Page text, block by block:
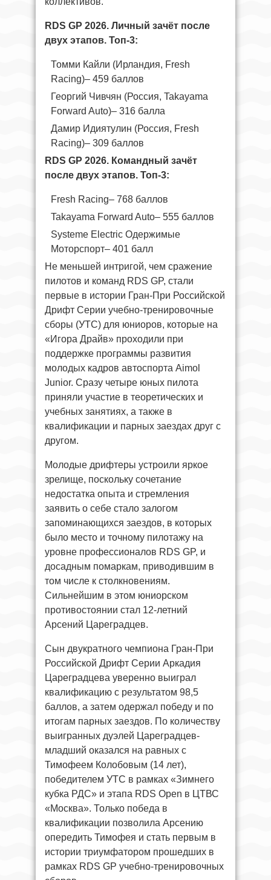
RDS GP 2026. Личный зачёт после
двух этапов. Топ-3:
Томми Кайли (Ирландия, Fresh
Racing)– 459 баллов
Георгий Чивчян (Россия, Takayama
Forward Auto)– 316 балла
Дамир Идиятулин (Россия, Fresh
Racing)– 309 баллов
RDS GP 2026. Командный зачёт
после двух этапов. Топ-3:
Fresh Racing– 768 баллов
Takayama Forward Auto– 555 баллов
Systeme Electric Одержимые
Моторспорт– 401 балл
Не меньшей интригой, чем сражение
пилотов и команд RDS GP, стали
первые в истории Гран-При Российской
Дрифт Серии учебно-тренировочные
сборы (УТС) для юниоров, которые на
«Игора Драйв» проходили при
поддержке программы развития
молодых кадров автоспорта Aimol
Junior. Сразу четыре юных пилота
приняли участие в теоретических и
учебных занятиях, а также в
квалификации и парных заездах друг с
другом.
Молодые дрифтеры устроили яркое
зрелище, поскольку сочетание
недостатка опыта и стремления
заявить о себе стало залогом
запоминающихся заездов, в которых
было место и точному пилотажу на
уровне профессионалов RDS GP, и
досадным помаркам, приводившим в
том числе к столкновениям.
Сильнейшим в этом юниорском
противостоянии стал 12-летний
Арсений Цареградцев.
Сын двукратного чемпиона Гран-При
Российской Дрифт Серии Аркадия
Цареградцева уверенно выиграл
квалификацию с результатом 98,5
баллов, а затем одержал победу и по
итогам парных заездов. По количеству
выигранных дуэлей Цареградцев-
младший оказался на равных с
Тимофеем Колобовым (14 лет),
победителем УТС в рамках «Зимнего
кубка РДС» и этапа RDS Open в ЦТВС
«Москва». Только победа в
квалификации позволила Арсению
опередить Тимофея и стать первым в
истории триумфатором прошедших в
рамках RDS GP учебно-тренировочных